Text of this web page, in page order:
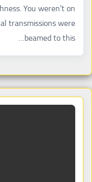
You weren’t on
transmissions were
beamed to this…